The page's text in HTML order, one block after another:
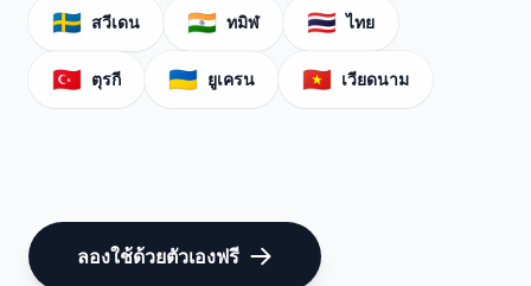
🇸🇪 สวีเดน 🇮🇳 ทมิฬ 🇹🇭 ไทย
🇹🇷 ตุรกี 🇺🇦 ยูเครน 🇻🇳 เวียดนาม
ลองใช้ด้วยตัวเองฟรี